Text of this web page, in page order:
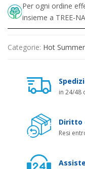
Per ogni ordine
insieme a TREE-
Categorie: Hot
in 24/48
Diritto
Resi